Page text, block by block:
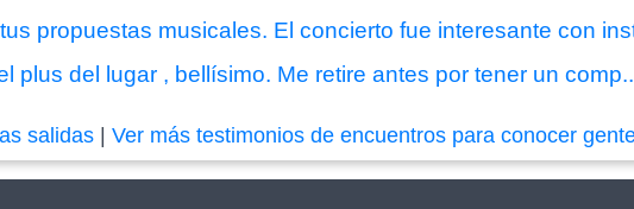
propuestas musicales. El concierto fue interesante con
plus del lugar , bellísimo. Me retire antes por tener un
salidas |Ver más testimonios de encuentros para conocer